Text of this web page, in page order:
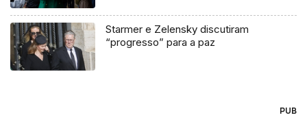
Starmer e Zelensky discutiram
“progresso” para a paz
PUB